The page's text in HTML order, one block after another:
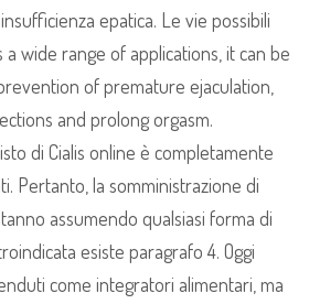
epatica. Le vie possibili
wide range of applications, it can be
of premature ejaculation,
and prolong orgasm.
di Cialis online è completamente
Pertanto, la somministrazione di
assumendo qualsiasi forma di
esiste paragrafo 4. Oggi
come integratori alimentari, ma